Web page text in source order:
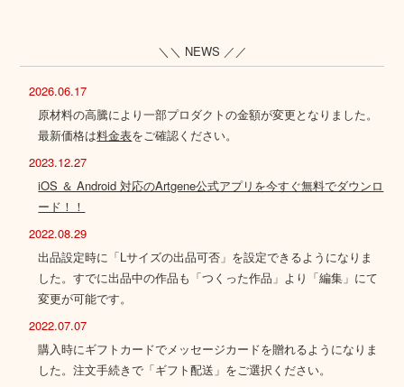
＼＼ NEWS ／／
2026.06.17
原材料の高騰により一部プロダクトの金額が変更となりました。
最新価格は料金表をご確認ください。
2023.12.27
iOS ＆ Android 対応のArtgene公式アプリを今すぐ無料でダウンロ
ード！！
2022.08.29
出品設定時に「Lサイズの出品可否」を設定できるようになりま
した。すでに出品中の作品も「つくった作品」より「編集」にて
変更が可能です。
2022.07.07
購入時にギフトカードでメッセージカードを贈れるようになりま
した。注文手続きで「ギフト配送」をご選択ください。